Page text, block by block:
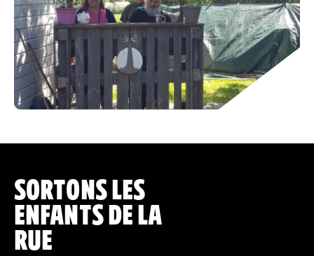
SORTONS LES
ENFANTS DE LA
RUE